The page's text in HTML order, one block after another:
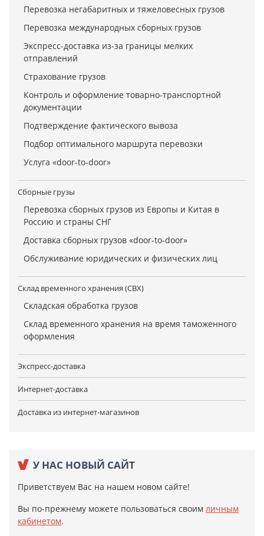
Перевозка негабаритных и тяжеловесных грузов
Перевозка международных сборных грузов
Экспресс-доставка из-за границы мелких
отправлений
Страхование грузов
Контроль и оформление товарно-транспортной
документации
Подтверждение фактического вывоза
Подбор оптимального маршрута перевозки
Услуга «door-to-door»
Сборные грузы
Перевозка сборных грузов из Европы и Китая в
Россию и страны СНГ
Доставка сборных грузов «door-to-door»
Обслуживание юридических и физических лиц
Склад временного хранения (СВХ)
Складская обработка грузов
Склад временного хранения на время таможенного
оформления
Экспресс-доставка
Интернет-доставка
Доставка из интернет-магазинов
У НАС НОВЫЙ САЙТ
Приветствуем Вас на нашем новом сайте!
Вы по-прежнему можете пользоваться своим личным
кабинетом.